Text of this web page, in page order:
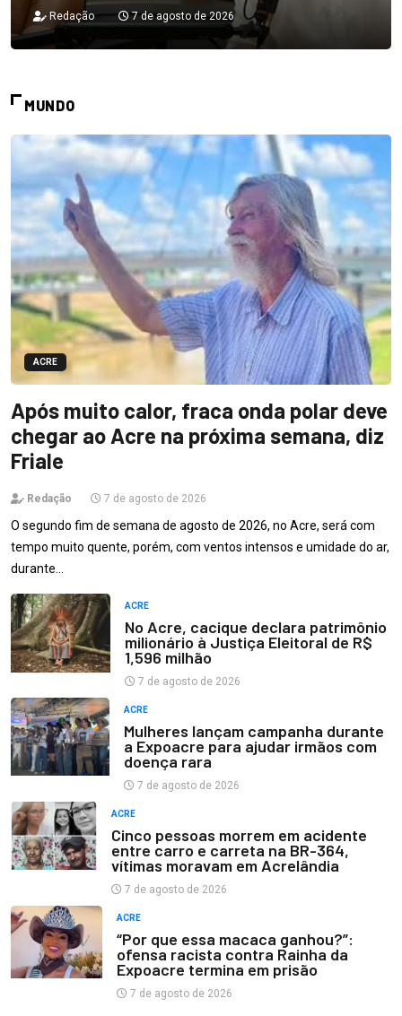
Redação 7 de agosto de 2026
MUNDO
ACRE
Após muito calor, fraca onda polar deve
chegar ao Acre na próxima semana, diz
Friale
Redação 7 de agosto de 2026
O segundo fim de semana de agosto de 2026, no Acre, será com
tempo muito quente, porém, com ventos intensos e umidade do ar,
durante…
ACRE
No Acre, cacique declara patrimônio
milionário à Justiça Eleitoral de R$
1,596 milhão
7 de agosto de 2026
ACRE
Mulheres lançam campanha durante
a Expoacre para ajudar irmãos com
doença rara
7 de agosto de 2026
ACRE
Cinco pessoas morrem em acidente
entre carro e carreta na BR-364,
vítimas moravam em Acrelândia
7 de agosto de 2026
ACRE
“Por que essa macaca ganhou?”:
ofensa racista contra Rainha da
Expoacre termina em prisão
7 de agosto de 2026